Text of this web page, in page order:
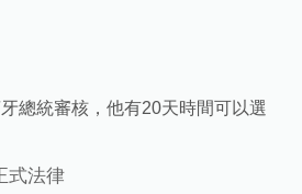
總統審核，他有20天時間可以選
式法律